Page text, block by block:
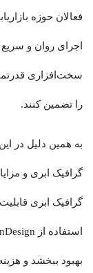
فعالان حوزه
اجرای روان و سریع
سخت‌افزاری
را تضمین کنند.
به همین دلیل در
گرافیک ابری و
گرافیک ابری
بهبود ببخشد و